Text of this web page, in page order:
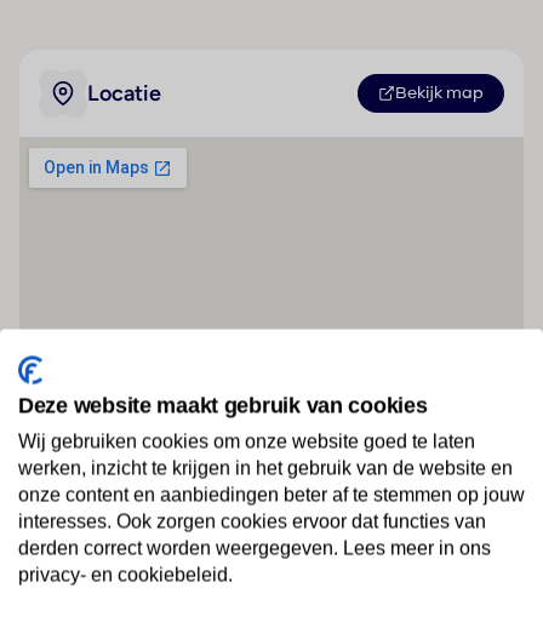
Locatie Bekijk map
Deze website maakt gebruik van cookies
Wij gebruiken cookies om onze website goed te laten
werken, inzicht te krijgen in het gebruik van de website en
onze content en aanbiedingen beter af te stemmen op jouw
interesses. Ook zorgen cookies ervoor dat functies van
derden correct worden weergegeven. Lees meer in ons
privacy- en cookiebeleid.